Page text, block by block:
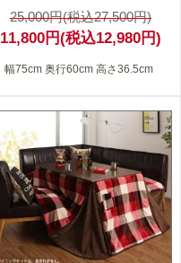
25,000円(税込27,500円)
11,800円(税込12,980円)
幅75cm 奥行60cm 高さ36.5cm